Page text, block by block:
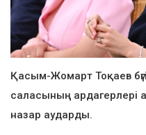
Қасым-Жомарт Тоқаев
саласының
назар аударды.